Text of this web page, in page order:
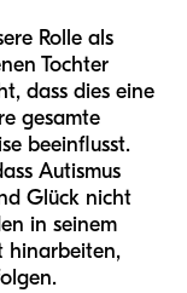
Rolle als
Tochter
dass dies eine
gesamte
beeinflusst.
Autismus
Glück nicht
in seinem
hinarbeiten,